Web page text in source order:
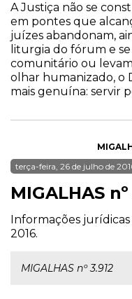
A Justiça não se
em pontes que
juízes abandonam,
liturgia do fórum e
comunitário ou
olhar humanizado, o
mais genuína: servir
terça-feira, 26 de julho de
MIGALHAS
Informações
2016.
MIGALHAS nº 3.912